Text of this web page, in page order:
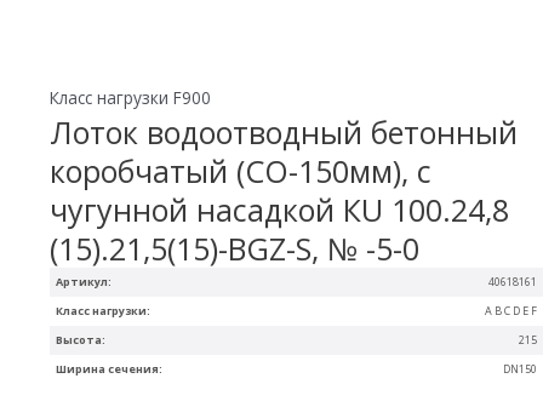
Артикул: 40618161
Ширина сечения: DN150
Высота: 215
Класс нагрузки: A B C D E F
Класс нагрузки F900
Лоток водоотводный бетонный
коробчатый (СО-150мм), с
чугунной насадкой КU 100.24,8
(15).21,5(15)-BGZ-S, № -5-0